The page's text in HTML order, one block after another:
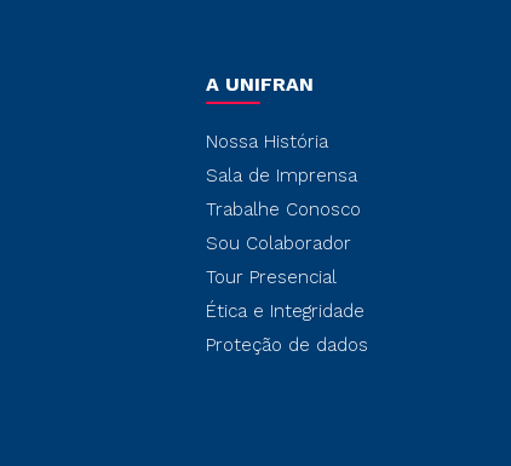
A UNIFRAN
Nossa História
Sala de Imprensa
Trabalhe Conosco
Sou Colaborador
Tour Presencial
Ética e Integridade
Proteção de dados